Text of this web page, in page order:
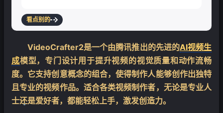
看点别的
VideoCrafter2是一个由腾讯推出的先进的AI视频生
成模型，专门设计用于提升视频的视觉质量和动作流畅
度。它支持创意概念的组合，使得制作人能够创作出独特
且专业的视频作品。适合各类视频制作者，无论是专业人
士还是爱好者，都能轻松上手，激发创造力。